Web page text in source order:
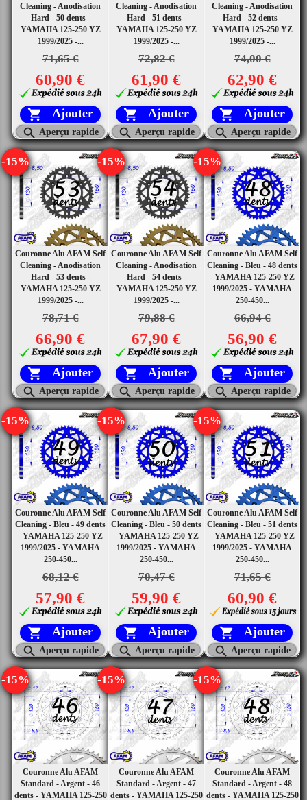
Cleaning - Anodisation
Hard - 50 dents -
YAMAHA 125-250 YZ
1999/2025 -...
71,65 €
60,90 €
 Ajouter
 Aperçu rapide
Cleaning - Anodisation
Hard - 51 dents -
YAMAHA 125-250 YZ
1999/2025 -...
72,82 €
61,90 €
 Ajouter
 Aperçu rapide
Cleaning - Anodisation
Hard - 52 dents -
YAMAHA 125-250 YZ
1999/2025 -...
74,00 €
62,90 €
 Ajouter
 Aperçu rapide
Couronne Alu AFAM Self
Cleaning - Anodisation
Hard - 53 dents -
YAMAHA 125-250 YZ
1999/2025 -...
78,71 €
-15%
66,90 €
 Ajouter
 Aperçu rapide
Couronne Alu AFAM Self
Cleaning - Anodisation
Hard - 54 dents -
YAMAHA 125-250 YZ
1999/2025 -...
79,88 €
-15%
67,90 €
 Ajouter
 Aperçu rapide
Couronne Alu AFAM Self
Cleaning - Bleu - 48 dents
- YAMAHA 125-250 YZ
1999/2025 - YAMAHA
250-450...
66,94 €
-15%
56,90 €
 Ajouter
 Aperçu rapide
Couronne Alu AFAM Self
Cleaning - Bleu - 49 dents
- YAMAHA 125-250 YZ
1999/2025 - YAMAHA
250-450...
68,12 €
-15%
57,90 €
 Ajouter
 Aperçu rapide
Couronne Alu AFAM Self
Cleaning - Bleu - 50 dents
- YAMAHA 125-250 YZ
1999/2025 - YAMAHA
250-450...
70,47 €
-15%
59,90 €
 Ajouter
 Aperçu rapide
Couronne Alu AFAM Self
Cleaning - Bleu - 51 dents
- YAMAHA 125-250 YZ
1999/2025 - YAMAHA
250-450...
71,65 €
-15%
60,90 €
 Ajouter
 Aperçu rapide
Couronne Alu AFAM
Standard - Argent - 46
dents - YAMAHA 125-250
-15%
Couronne Alu AFAM
Standard - Argent - 47
dents - YAMAHA 125-250
-15%
Couronne Alu AFAM
Standard - Argent - 48
dents - YAMAHA 125-250
-15%